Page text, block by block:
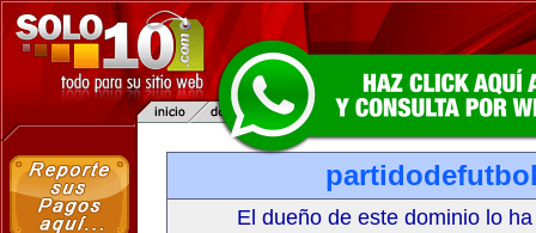
El dueño de este dominio lo